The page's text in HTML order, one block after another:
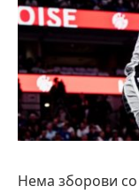
Нема зборови